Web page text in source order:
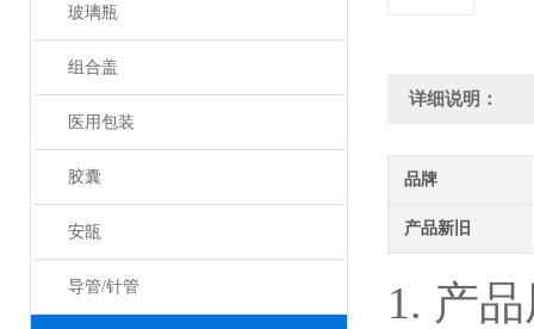
玻璃瓶
组合盖
医用包装
胶囊
安瓿
导管/针管
详细说明：
品牌
产品新旧
1. 产